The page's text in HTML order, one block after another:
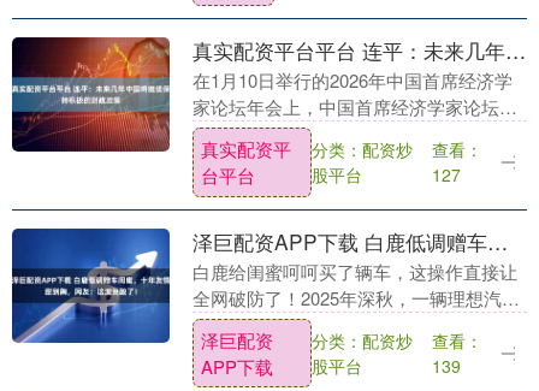
真实配资平台平台 连平：未来几年中国将继续保持积极的财政政策
在1月10日举行的2026年中国首席经济学
家论坛年会上，中国首席经济学家论坛理
事长、广开首席产业研究院院长连平发表
题为《中国金融结构正在发生历史性转
折》的主旨演....
真实配资平
台平台
分类：配资炒
股平台
查看：
127
泽巨配资APP下载 白鹿低调赠车闺蜜，十年友情甜到齁，网友：这波我酸了！
白鹿给闺蜜呵呵买了辆车，这操作直接让
全网破防了！2025年深秋，一辆理想汽车
低调交付，钥匙交到呵呵手中时，白鹿本
人甚至都没露面。 工作人员电话核对订单
时，愣是没....
泽巨配资
APP下载
分类：配资炒
股平台
查看：
139